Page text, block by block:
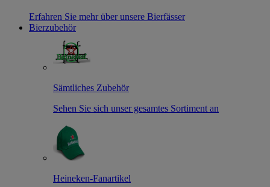
Erfahren Sie mehr über unsere Bierfässer
Bierzubehör
Sämtliches Zubehör
Sehen Sie sich unser gesamtes Sortiment an
Heineken-Fanartikel